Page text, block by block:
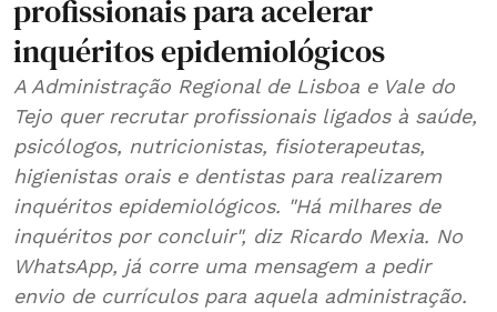
profissionais para acelerar
inquéritos epidemiológicos
A Administração Regional de Lisboa e Vale do
Tejo quer recrutar profissionais ligados à saúde,
psicólogos, nutricionistas, fisioterapeutas,
higienistas orais e dentistas para realizarem
inquéritos epidemiológicos. "Há milhares de
inquéritos por concluir", diz Ricardo Mexia. No
WhatsApp, já corre uma mensagem a pedir
envio de currículos para aquela administração.